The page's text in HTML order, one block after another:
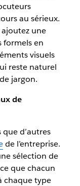
au sérieux.
une
formels en
visuels
reste naturel
jargon.
de
d’autres
de l’entreprise.
sélection de
que chacun
chaque type